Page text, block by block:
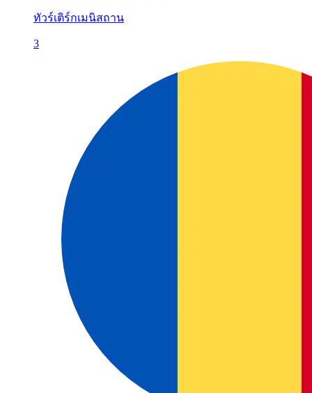
ทัวร์เติร์กเมนิสถาน
3